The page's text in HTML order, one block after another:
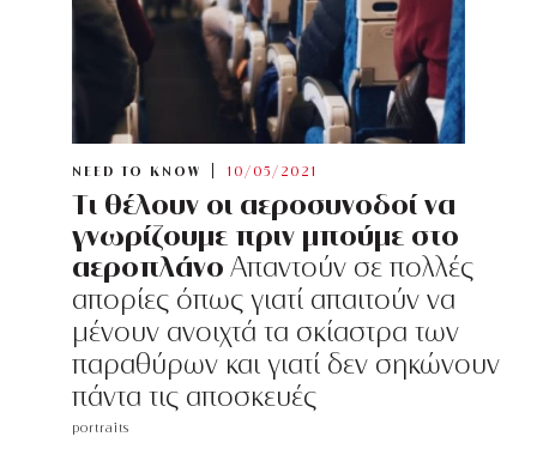
NEED TO KNOW 10/05/2021
Tι θέλουν οι αεροσυνοδοί να
γνωρίζουμε πριν μπούμε στο
αεροπλάνο Απαντούν σε πολλές
απορίες όπως γιατί απαιτούν να
μένουν ανοιχτά τα σκίαστρα των
παραθύρων και γιατί δεν σηκώνουν
πάντα τις αποσκευές
portraits